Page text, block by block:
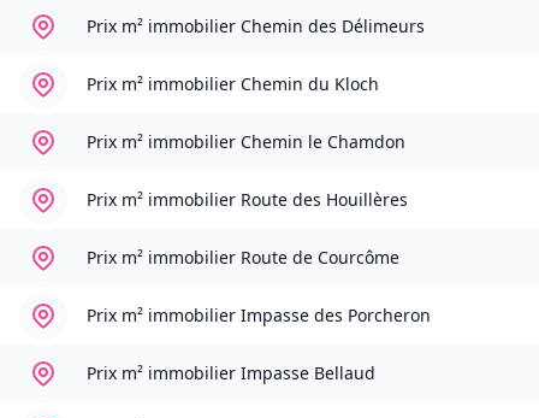
Prix m² immobilier Chemin des Délimeurs
Prix m² immobilier Chemin du Kloch
Prix m² immobilier Chemin le Chamdon
Prix m² immobilier Route des Houillères
Prix m² immobilier Route de Courcôme
Prix m² immobilier Impasse des Porcheron
Prix m² immobilier Impasse Bellaud